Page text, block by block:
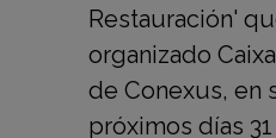
Restauración'
organizado
de Conexus, en
próximos días 31